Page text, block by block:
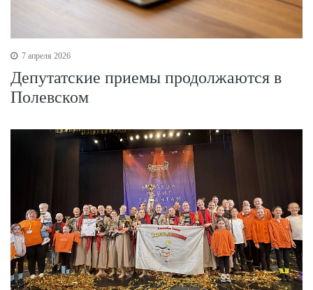
7 апреля 2026
Депутатские приемы продолжаются в
Полевском